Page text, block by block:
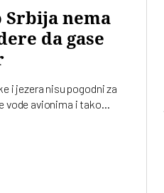
Srbija nema
da gase
i jezera nisu pogodni za
vode avionima i tako